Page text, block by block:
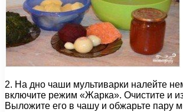
2. На дно чаши мультиварки налейте
включите режим «Жарка». Очистите и
Выложите его в чашу и обжарьте пару